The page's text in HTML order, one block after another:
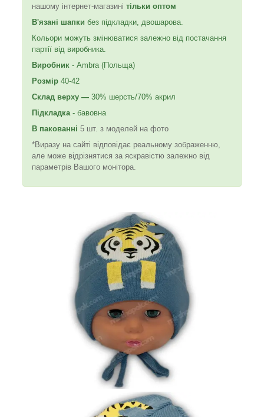
нашому інтернет-магазині тільки оптом
В'язані шапки без підкладки, двошарова.
Кольори можуть змінюватися залежно від постачання
партії від виробника.
Виробник - Ambra (Польща)
Розмір 40-42
Склад верху — 30% шерсть/70% акрил
Підкладка - бавовна
В пакованні 5 шт. з моделей на фото
*Виразу на сайті відповідає реальному зображенню,
але може відрізнятися за яскравістю залежно від
параметрів Вашого монітора.